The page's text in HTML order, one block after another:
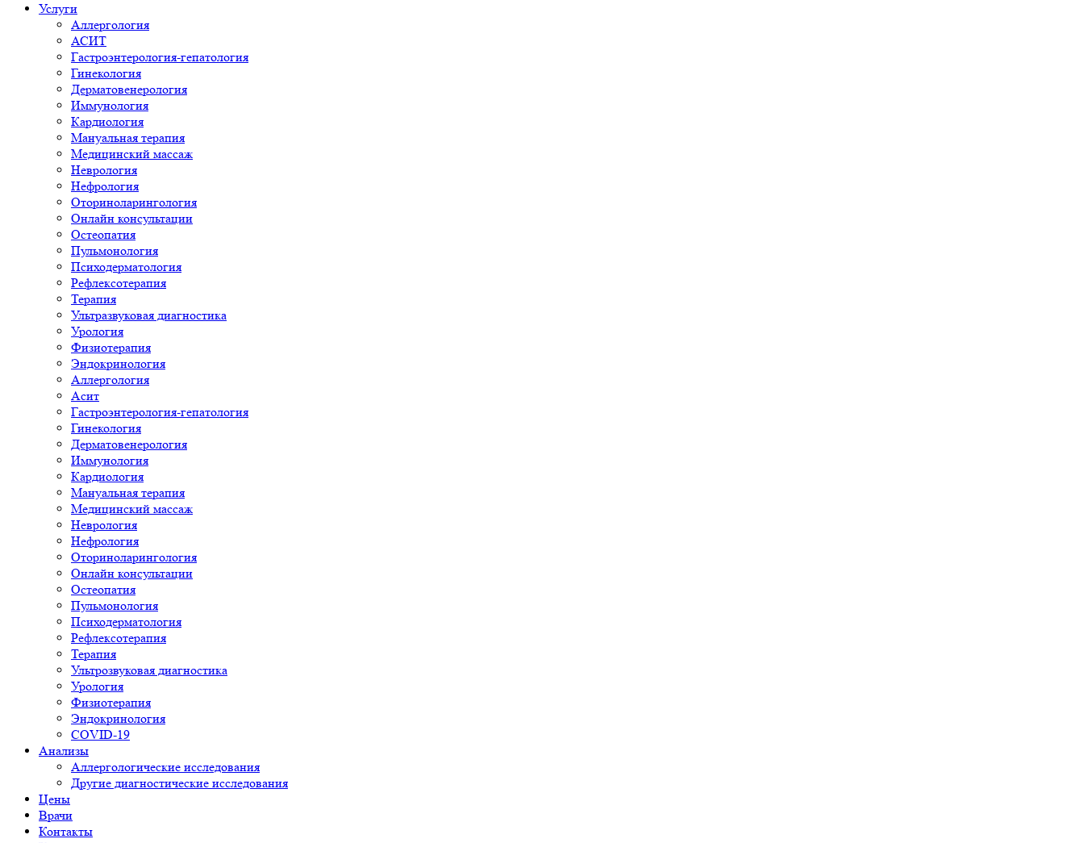
Услуги
Аллергология
АСИТ
Гастроэнтерология-гепатология
Гинекология
Дерматовенерология
Иммунология
Кардиология
Мануальная терапия
Медицинский массаж
Неврология
Нефрология
Оториноларингология
Онлайн консультации
Остеопатия
Пульмонология
Психодерматология
Рефлексотерапия
Терапия
Ультразвуковая диагностика
Урология
Физиотерапия
Эндокринология
Аллергология
Асит
Гастроэнтерология-гепатология
Гинекология
Дерматовенерология
Иммунология
Кардиология
Мануальная терапия
Медицинский массаж
Неврология
Нефрология
Оториноларингология
Онлайн консультации
Остеопатия
Пульмонология
Психодерматология
Рефлексотерапия
Терапия
Ультрозвуковая диагностика
Урология
Физиотерапия
Эндокринология
COVID-19
Анализы
Аллергологические исследования
Другие диагностические исследования
Цены
Врачи
Контакты